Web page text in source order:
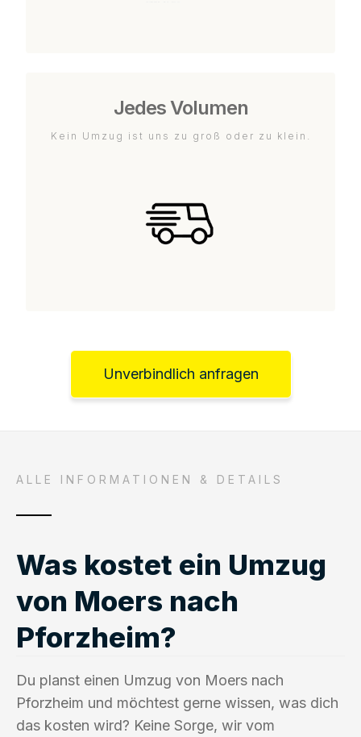
Jedes Volumen
Kein Umzug ist uns zu groß oder zu klein.
Unverbindlich anfragen
ALLE INFORMATIONEN & DETAILS
Was kostet ein Umzug
von Moers nach
Pforzheim?
Du planst einen Umzug von Moers nach
Pforzheim und möchtest gerne wissen, was dich
das kosten wird? Keine Sorge, wir vom